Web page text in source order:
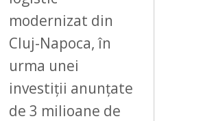
modernizat din
Cluj-Napoca, în
urma unei
investiții anunțate
de 3 milioane de